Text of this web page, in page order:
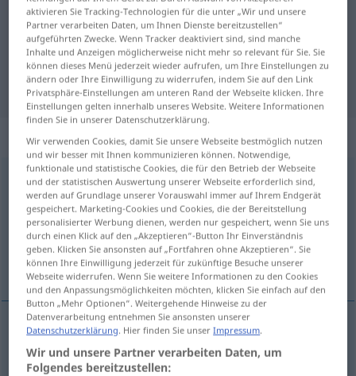
"Siegeszeichen"
"Siegeszeichen" Spanisch
Übersetzung
„Siegeszeichen“: Neutrum
Siegeszeichenn
Übersicht aller Übersetzungen
(Für mehr Details die Übersetzung anklicken/antippen)
trofeo
trofeo m Siegeszeichen
aktivieren Sie Tracking-Technologien für die unter „Wir und unsere
Partner verarbeiten Daten, um Ihnen Dienste bereitzustellen“
aufgeführten Zwecke. Wenn Tracker deaktiviert sind, sind manche
Inhalte und Anzeigen möglicherweise nicht mehr so relevant für Sie. Sie
können dieses Menü jederzeit wieder aufrufen, um Ihre Einstellungen zu
ändern oder Ihre Einwilligung zu widerrufen, indem Sie auf den Link
Privatsphäre-Einstellungen am unteren Rand der Webseite klicken. Ihre
Einstellungen gelten innerhalb unseres Website. Weitere Informationen
finden Sie in unserer Datenschutzerklärung.
Wir verwenden Cookies, damit Sie unsere Webseite bestmöglich nutzen
und wir besser mit Ihnen kommunizieren können. Notwendige,
funktionale und statistische Cookies, die für den Betrieb der Webseite
und der statistischen Auswertung unserer Webseite erforderlich sind,
werden auf Grundlage unserer Vorauswahl immer auf Ihrem Endgerät
gespeichert. Marketing-Cookies und Cookies, die der Bereitstellung
personalisierter Werbung dienen, werden nur gespeichert, wenn Sie uns
durch einen Klick auf den „Akzeptieren“-Button Ihr Einverständnis
geben. Klicken Sie ansonsten auf „Fortfahren ohne Akzeptieren“. Sie
können Ihre Einwilligung jederzeit für zukünftige Besuche unserer
Webseite widerrufen. Wenn Sie weitere Informationen zu den Cookies
und den Anpassungsmöglichkeiten möchten, klicken Sie einfach auf den
Button „Mehr Optionen“. Weitergehende Hinweise zu der
Datenverarbeitung entnehmen Sie ansonsten unserer
Datenschutzerklärung. Hier finden Sie unserImpressum.
Wir und unsere Partner verarbeiten Daten, um
Folgendes bereitzustellen: